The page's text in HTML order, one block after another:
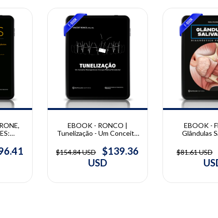
e
|
EBOOK - RONCO |
Tunelização - Um Conceito
Plástica Periodontal |
Vincent Ronco
$154.84 USD
$139.36
USD
EBOOK -
Glândulas
Paulo
$81.61 USD